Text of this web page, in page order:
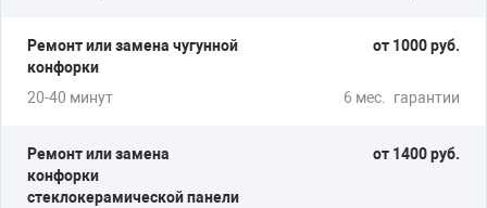
Ремонт или замена чугунной
конфорки
от 1000 руб.
20-40 минут 6 мес. гарантии
Ремонт или замена
конфорки
стеклокерамической панели
от 1400 руб.